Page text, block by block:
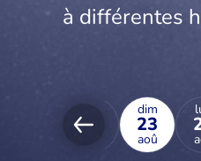
à différentes
sam
22
aoû
dim
23
aoû